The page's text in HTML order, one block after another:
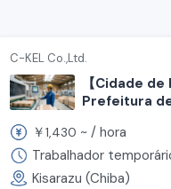
C-KEL Co.,Ltd.
【Cidade
Prefeitura
amigos!／
funcionários
de madeira!
￥1,430 ~ / hora
Trabalhador
Kisarazu (Chiba)